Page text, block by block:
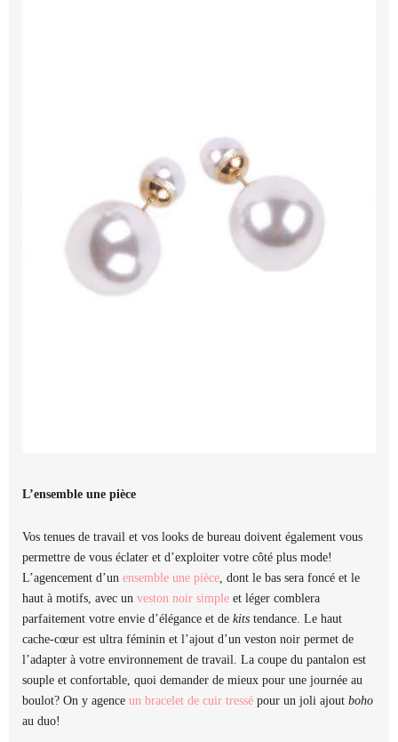
L’ensemble une pièce
Vos tenues de travail et vos looks de bureau doivent également vous
permettre de vous éclater et d’exploiter votre côté plus mode!
L’agencement d’un ensemble une pièce , dont le bas sera foncé et le
haut à motifs, avec un veston noir simple et léger comblera
parfaitement votre envie d’élégance et de kits tendance. Le haut
cache-cœur est ultra féminin et l’ajout d’un veston noir permet de
l’adapter à votre environnement de travail. La coupe du pantalon est
souple et confortable, quoi demander de mieux pour une journée au
boulot? On y agence un bracelet de cuir tressé pour un joli ajout boho
au duo!